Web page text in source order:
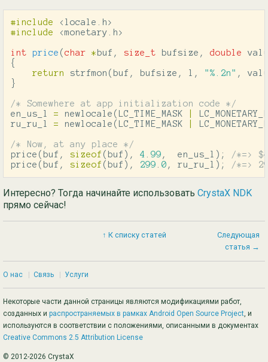
#include
<locale.h>
#include
<monetary.h>
int price ( char * buf , size_t bufsize , double
{
return
strfmon ( buf , bufsize , l , "%.2n" ,
}
/* Somewhere at app initialization code */
en_us_l
= newlocale ( LC_TIME_MASK
ru_ru_l
= newlocale ( LC_TIME_MASK
/* Now, at any place */
price ( buf , sizeof ( buf ), 4 99 , en_us_l );
/*=>
price ( buf , sizeof ( buf ), 299 0 , ru_ru_l ); /*=>
Интересно? Тогда начинайте использовать CrystaX NDK
прямо сейчас!
↑ К списку статей
Следующая
статья →
О нас Связь Услуги
Некоторые части данной страницы являются модификациями работ,
созданных и распространяемых в рамках Android Open Source Project, и
используются в соответствии с положениями, описанными в документах
Creative Commons 2.5 Attribution License
© 2012-2026 CrystaX